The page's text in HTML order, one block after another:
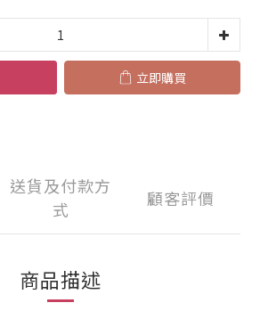
立即購買
送貨及付款方
式
顧客評價
商品描述